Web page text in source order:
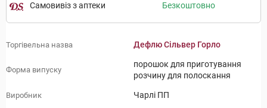
Самовивіз з аптеки Безкоштовно
Торгівельна назва Дефлю Сільвер Горло
Форма випуску
порошок для приготування
розчину для полоскання
Виробник Чарлі ПП